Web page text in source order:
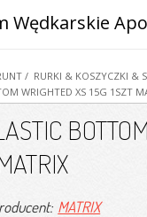
Wędkarskie
/ RURKI & KOSZYCZKI &
WRIGHTED XS 15G 1SZT
MATRIX